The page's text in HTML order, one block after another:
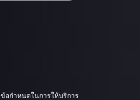
ข้อกำหนดในการให้บริการ